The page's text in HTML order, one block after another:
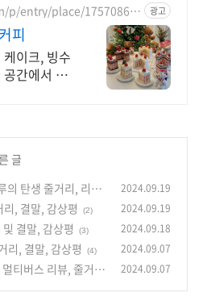
p/entry/place/17570866
광고
피
이크, 빙수
간에서 즐
글
의 탄생 줄거리, 리뷰,
2024.09.19
, 결말, 감상평 (2) 2024.09.19
결말, 감상평 (3) 2024.09.18
리, 결말, 감상평 (4) 2024.09.07
티버스 리뷰, 줄거리
2024.09.07